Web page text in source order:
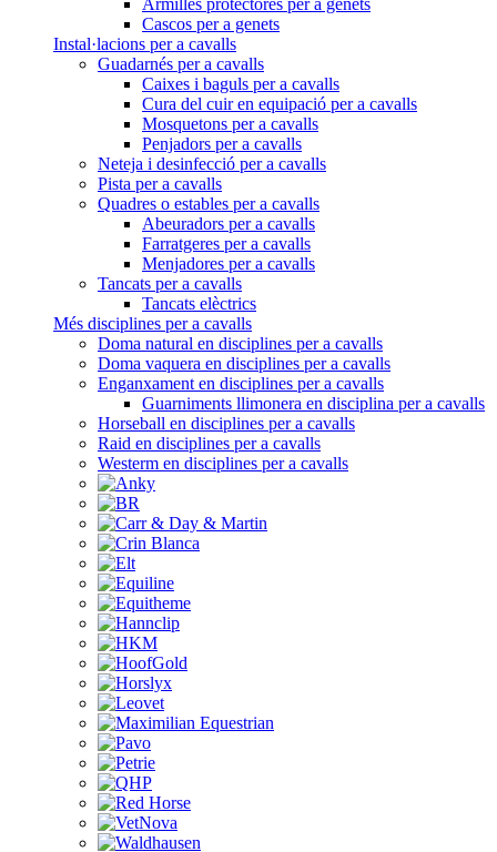
Armilles protectores per a genets
Cascos per a genets
Instal·lacions per a cavalls
Guadarnés per a cavalls
Caixes i baguls per a cavalls
Cura del cuir en equipació per a cavalls
Mosquetons per a cavalls
Penjadors per a cavalls
Neteja i desinfecció per a cavalls
Pista per a cavalls
Quadres o estables per a cavalls
Abeuradors per a cavalls
Farratgeres per a cavalls
Menjadores per a cavalls
Tancats per a cavalls
Tancats elèctrics
Més disciplines per a cavalls
Doma natural en disciplines per a cavalls
Doma vaquera en disciplines per a cavalls
Enganxament en disciplines per a cavalls
Guarniments llimonera en disciplina per a cavalls
Horseball en disciplines per a cavalls
Raid en disciplines per a cavalls
Westerm en disciplines per a cavalls